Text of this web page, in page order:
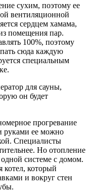
сухим, поэтому ее
вентиляционной
сердцем хамама,
помещения пар.
100%, поэтому
сюда каждую
специальным
для сауны,
он будет
прогревание
руками ее можно
Специалисты
Но отопление
системе с домом.
котел, который
и вокруг стен